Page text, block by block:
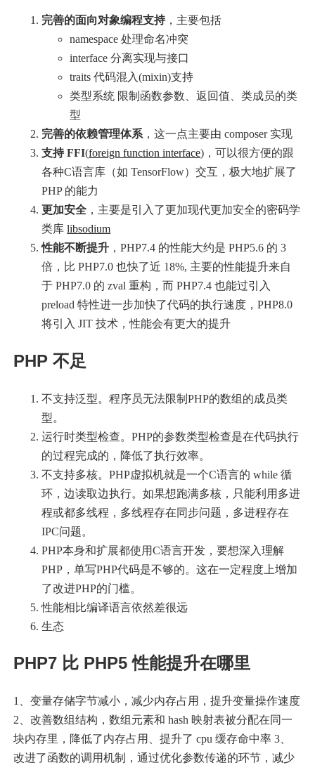
完善的面向对象编程支持，主要包括
namespace 处理命名冲突
interface 分离实现与接口
traits 代码混入(mixin)支持
类型系统 限制函数参数、返回值、类成员的类
型
完善的依赖管理体系 ，这一点主要由 composer 实现
支持 FFI(foreign function interface)，可以很方便的跟
各种C语言库（如 TensorFlow）交互，极大地扩展了
PHP 的能力
更加安全 ，主要是引入了更加现代更加安全的密码学
类库libsodium
性能不断提升 ，PHP7.4 的性能大约是 PHP5.6 的 3
倍，比 PHP7.0 也快了近 18%, 主要的性能提升来自
于 PHP7.0 的 zval 重构，而 PHP7.4 也能过引入
preload 特性进一步加快了代码的执行速度，PHP8.0
将引入 JIT 技术，性能会有更大的提升
PHP 不足
不支持泛型。程序员无法限制PHP的数组的成员类
型。
运行时类型检查。PHP的参数类型检查是在代码执行
的过程完成的，降低了执行效率。
不支持多核。PHP虚拟机就是一个C语言的 while 循
环，边读取边执行。如果想跑满多核，只能利用多进
程或都多线程，多线程存在同步问题，多进程存在
IPC问题。
PHP本身和扩展都使用C语言开发，要想深入理解
PHP，单写PHP代码是不够的。这在一定程度上增加
了改进PHP的门槛。
性能相比编译语言依然差很远
生态
PHP7 比 PHP5 性能提升在哪里
1、变量存储字节减小，减少内存占用，提升变量操作速度
2、改善数组结构，数组元素和 hash 映射表被分配在同一
块内存里，降低了内存占用、提升了 cpu 缓存命中率 3、
改进了函数的调用机制，通过优化参数传递的环节，减少